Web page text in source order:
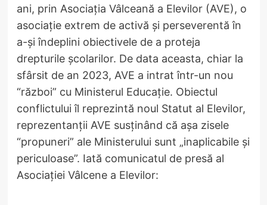
ani, prin Asociația Vâlceană a Elevilor (AVE), o
asociație extrem de activă și perseverentă în
a-și îndeplini obiectivele de a proteja
drepturile școlarilor. De data aceasta, chiar la
sfârsit de an 2023, AVE a intrat într-un nou
“război” cu Ministerul Educație. Obiectul
conflictului îl reprezintă noul Statut al Elevilor,
reprezentanții AVE susținând că așa zisele
“propuneri” ale Ministerului sunt „inaplicabile și
periculoase”. Iată comunicatul de presă al
Asociației Vâlcene a Elevilor: